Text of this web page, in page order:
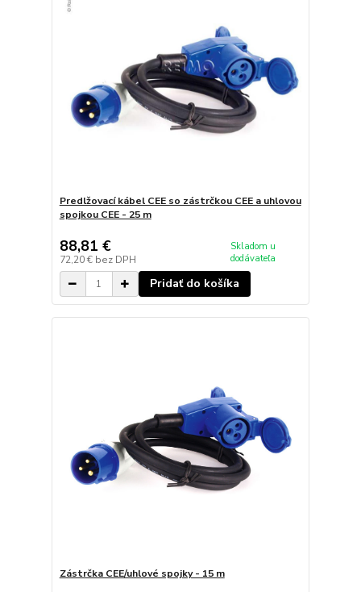
Predlžovací kábel CEE so zástrčkou CEE a uhlovou
spojkou CEE - 25 m
88,81 €
72,20 € bez DPH
Skladom u
dodávateľa
Pridať do košíka
Zástrčka CEE/uhlové spojky - 15 m